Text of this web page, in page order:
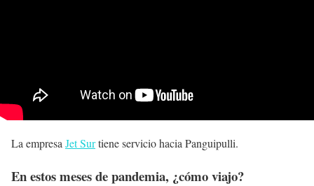
La empresa Jet Surtiene servicio hacia Panguipulli.
En estos meses de pandemia, ¿cómo viajo?